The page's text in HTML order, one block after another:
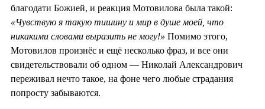
благодати Божией, и реакция Мотовилова была такой:
«Чувствую я такую тишину и мир в душе моей, что
никакими словами выразить не могу!» Помимо этого,
Мотовилов произнёс и ещё несколько фраз, и все они
свидетельствовали об одном — Николай Александрович
переживал нечто такое, на фоне чего любые страдания
попросту забываются.